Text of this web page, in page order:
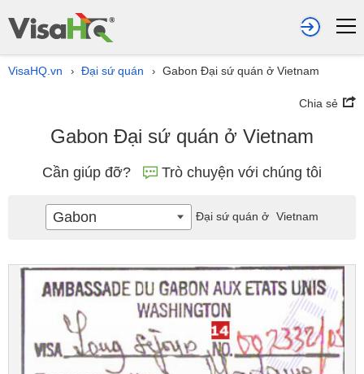
VisaHQ.vn › Đại sứ quán › Gabon Đại sứ quán ở Vietnam
Chia sẻ
Gabon Đại sứ quán ở Vietnam
Cần giúp đỡ? Trò chuyện với chúng tôi
Gabon Đại sứ quán ở Vietnam